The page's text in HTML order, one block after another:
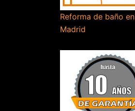
Reforma de baño en
Madrid